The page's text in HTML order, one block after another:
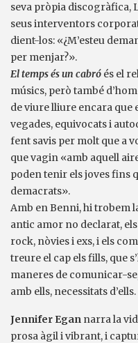
seva pròpia discogràfica,
seus interventors
dient-los: «¿M’esteu
per menjar?».
El temps és un cabró és el
músics, però també
de viure lliure encara que
vegades, equivocats i
fent savis per molt que a
que vagin «amb aquell
poden tenir els joves fins
demacrats».
Amb en Benni, hi trobem
antic amor no declarat,
rock, nòvies i exs, i els
treure el cap els fills, que
maneres de comunicar-
amb ells, necessitats d’ells.
Jennifer Egan narra la
prosa àgil i vibrant, i